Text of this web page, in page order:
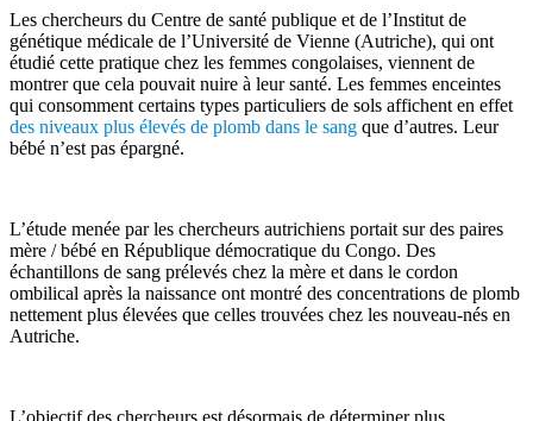
Les chercheurs du Centre de santé publique et de l’Institut de
génétique médicale de l’Université de Vienne (Autriche), qui ont
étudié cette pratique chez les femmes congolaises, viennent de
montrer que cela pouvait nuire à leur santé. Les femmes enceintes
qui consomment certains types particuliers de sols affichent en effet
des niveaux plus élevés de plomb dans le sang que d’autres. Leur
bébé n’est pas épargné.
L’étude menée par les chercheurs autrichiens portait sur des paires
mère / bébé en République démocratique du Congo. Des
échantillons de sang prélevés chez la mère et dans le cordon
ombilical après la naissance ont montré des concentrations de plomb
nettement plus élevées que celles trouvées chez les nouveau-nés en
Autriche.
L’objectif des chercheurs est désormais de déterminer plus